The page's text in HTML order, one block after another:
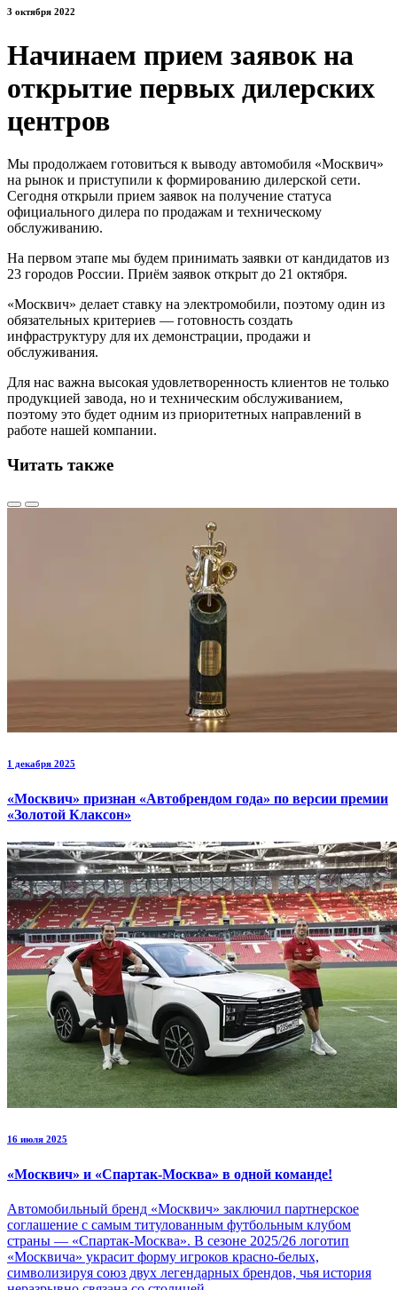
3 октября 2022
Начинаем прием заявок на
открытие первых дилерских
центров
Мы продолжаем готовиться к выводу автомобиля «Москвич»
на рынок и приступили к формированию дилерской сети.
Сегодня открыли прием заявок на получение статуса
официального дилера по продажам и техническому
обслуживанию.
На первом этапе мы будем принимать заявки от кандидатов из
23 городов России. Приём заявок открыт до 21 октября.
«Москвич» делает ставку на электромобили, поэтому один из
обязательных критериев — готовность создать
инфраструктуру для их демонстрации, продажи и
обслуживания.
Для нас важна высокая удовлетворенность клиентов не только
продукцией завода, но и техническим обслуживанием,
поэтому это будет одним из приоритетных направлений в
работе нашей компании.
Читать также
1 декабря 2025
«Москвич» признан «Автобрендом года» по версии премии
«Золотой Клаксон»
16 июля 2025
«Москвич» и «Спартак-Москва» в одной команде!
Автомобильный бренд «Москвич» заключил партнерское
соглашение с самым титулованным футбольным клубом
страны — «Спартак-Москва». В сезоне 2025/26 логотип
«Москвича» украсит форму игроков красно-белых,
символизируя союз двух легендарных брендов, чья история